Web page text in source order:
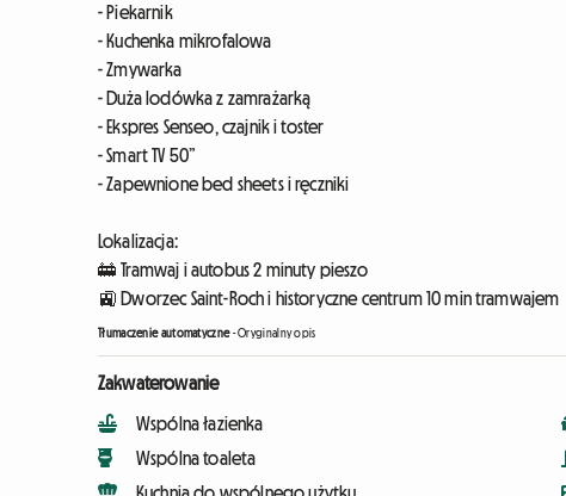
- Piekarnik
- Kuchenka mikrofalowa
- Zmywarka
- Duża lodówka z zamrażarką
- Ekspres Senseo, czajnik i toster
- Smart TV 50”
- Zapewnione bed sheets i ręczniki
Lokalizacja:
🚋 Tramwaj i autobus 2 minuty pieszo
🚉 Dworzec Saint-Roch i historyczne centrum 10 min tramwajem
Tłumaczenie automatyczne-Oryginalny opis
Zakwaterowanie
Wspólna łazienka
Wspólna toaleta